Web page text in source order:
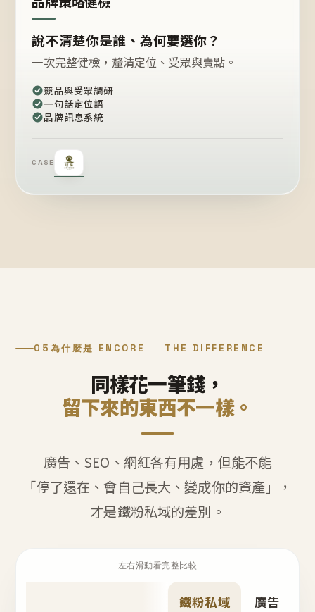
說不清楚你是誰、為何要選你？
一次完整健檢，釐清定位、受眾與賣點。
競品與受眾調研
一句話定位語
品牌訊息系統
CASE
05 為什麼是 ENCORE THE DIFFERENCE
同樣花一筆錢，
留下來的東西不一樣。
廣告、SEO、網紅各有用處，但能不能
「停了還在、會自己長大、變成你的資產」，
才是鐵粉私域的差別。
左右滑動看完整比較
鐵粉私域
廣告